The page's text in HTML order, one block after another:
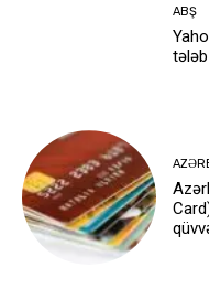
ABŞ